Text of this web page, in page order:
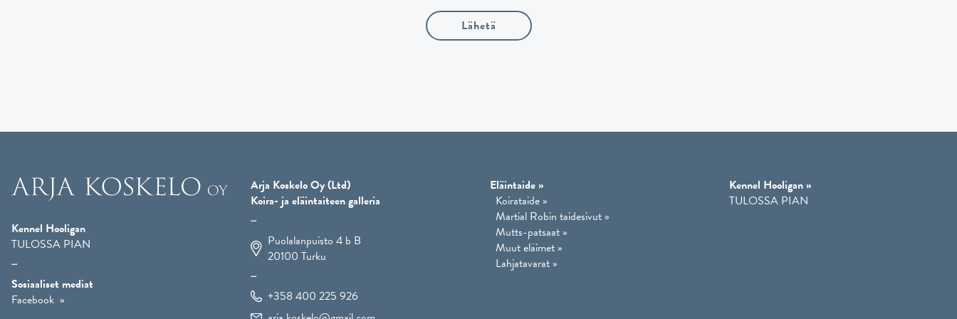
Lähetä
Kennel Hooligan
TULOSSA PIAN
Sosiaaliset mediat
Facebook
Arja Koskelo Oy (Ltd)
Koira- ja eläintaiteen galleria
Puolalanpuisto 4 b B
20100 Turku
+358 400 225 926
Eläintaide»
Koirataide »
Martial Robin taidesivut »
Mutts-patsaat »
Muut eläimet »
Lahjatavarat »
Kennel Hooligan »
TULOSSA PIAN